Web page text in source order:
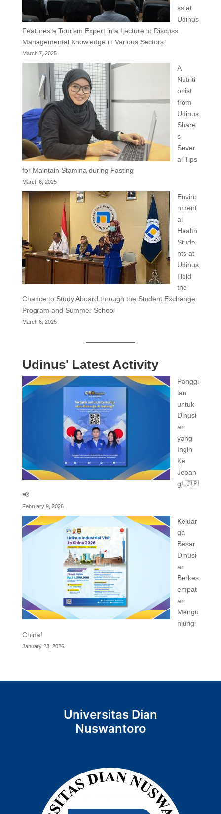
ss at
Udinus
Features a Tourism Expert in a Lecture to Discuss
Managemental Knowledge in Various Sectors
March 7, 2025
A
Nutriti
onist
from
Udinus
Share
s
Sever
al Tips
for Maintain Stamina during Fasting
March 6, 2025
Enviro
nment
al
Health
Stude
nts at
Udinus
Hold
the
Chance to Study Aboard through the Student Exchange
Program and Summer School
March 6, 2025
Udinus' Latest Activity
Panggi
lan
untuk
Dinusi
an
yang
Ingin
Ke
Jepan
g! 🇯🇵
📢
February 9, 2026
Keluar
ga
Besar
Dinusi
an
Berkes
empat
an
Mengu
njungi
China!
January 23, 2026
Universitas Dian
Nuswantoro